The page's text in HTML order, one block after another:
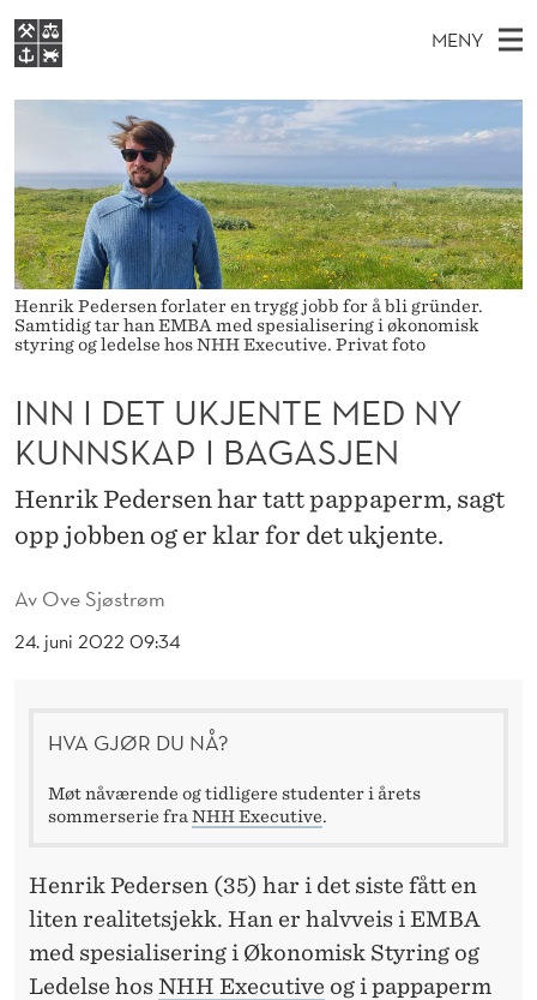
N
N
D
E
T
U
E
N
T
E
M
MENY
E
D
M
E
N
FOR STUDENTER
VIDEREUTDANNING
S
T
T
S
T
E
D
E
T
Forsiden
Studier
Forskning
Om NHH
Henrik Pedersen forlater en trygg jobb for å bli gründer.
Samtidig tar han EMBA med spesialisering i økonomisk
styring og ledelse hos NHH Executive. Privat foto
Av Ove Sjøstrøm
24. juni 2022 09:34
INN I DET UKJENTE MED NY
KUNNSKAP I BAGASJEN
Henrik Pedersen har tatt pappaperm, sagt
opp jobben og er klar for det ukjente.
HVA GJØR DU NÅ?
Møt nåværende og tidligere studenter i årets
sommerserie fraNHH Executive.
Henrik Pedersen (35) har i det siste fått en
liten realitetsjekk. Han er halvveis i EMBA
med spesialisering i Økonomisk Styring og
Ledelse hosNHH Executive og i pappaperm